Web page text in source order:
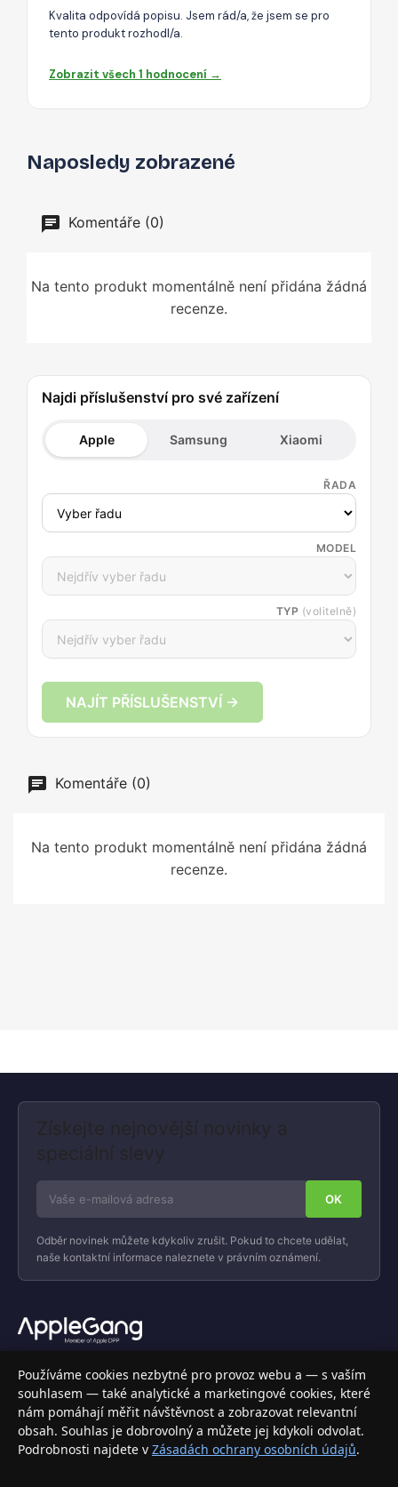
Kvalita odpovídá popisu. Jsem rád/a, že jsem se pro
tento produkt rozhodl/a.
Zobrazit všech 1 hodnocení →
Naposledy zobrazené
Komentáře (0)
Na tento produkt momentálně není přidána žádná
recenze.
Najdi příslušenství pro své zařízení
Apple Samsung Xiaomi
ŘADA
MODEL
TYP (volitelně)
NAJÍT PŘÍSLUŠENSTVÍ →
Komentáře (0)
Na tento produkt momentálně není přidána žádná
recenze.
Získejte nejnovější novinky a
speciální slevy
Odběr novinek můžete kdykoliv zrušit. Pokud to chcete udělat,
naše kontaktní informace naleznete v právním oznámení.
Váš specializovaný obchod s Apple produkty, příslušenstvím a
elektronikou. Nakupujte bezpečně a s jistotou.
INFORMACE
Doprava a doručení
Používáme cookies nezbytné pro provoz webu a — s vaším
souhlasem — také analytické a marketingové cookies, které
nám pomáhají měřit návštěvnost a zobrazovat relevantní
obsah. Souhlas je dobrovolný a můžete jej kdykoli odvolat.
Podrobnosti najdete v Zásadách ochrany osobních údajů.